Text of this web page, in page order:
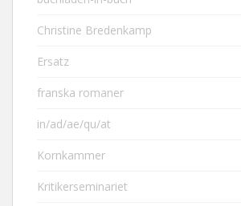
Christine Bredenkamp
Ersatz
franska romaner
in/ad/ae/qu/at
Kornkammer
Kritikerseminariet